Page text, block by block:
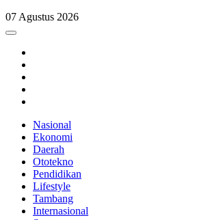
07 Agustus 2026
Nasional
Ekonomi
Daerah
Ototekno
Pendidikan
Lifestyle
Tambang
Internasional